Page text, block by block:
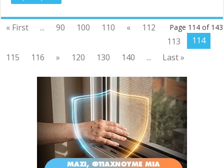
Page 114 of 143
« First ... 90 100 110 «
112
113
114
115
116 » 120 130 140 ... Last »